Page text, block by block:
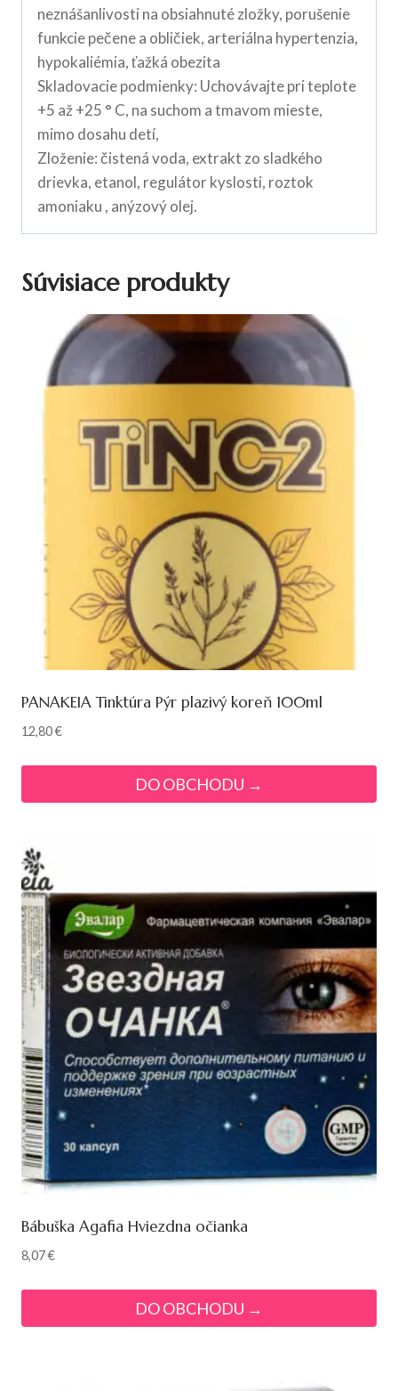
neznášanlivosti na obsiahnuté zložky, porušenie
funkcie pečene a obličiek, arteriálna hypertenzia,
hypokaliémia, ťažká obezita
Skladovacie podmienky: Uchovávajte pri teplote
+5 až +25 ° C, na suchom a tmavom mieste,
mimo dosahu detí,
Zloženie: čistená voda, extrakt zo sladkého
drievka, etanol, regulátor kyslosti, roztok
amoniaku , anýzový olej.
Súvisiace produkty
PANAKEIA Tinktúra Pýr plazivý koreň 100ml
12,80€
DO OBCHODU →
Bábuška Agafia Hviezdna očianka
8,07€
DO OBCHODU →